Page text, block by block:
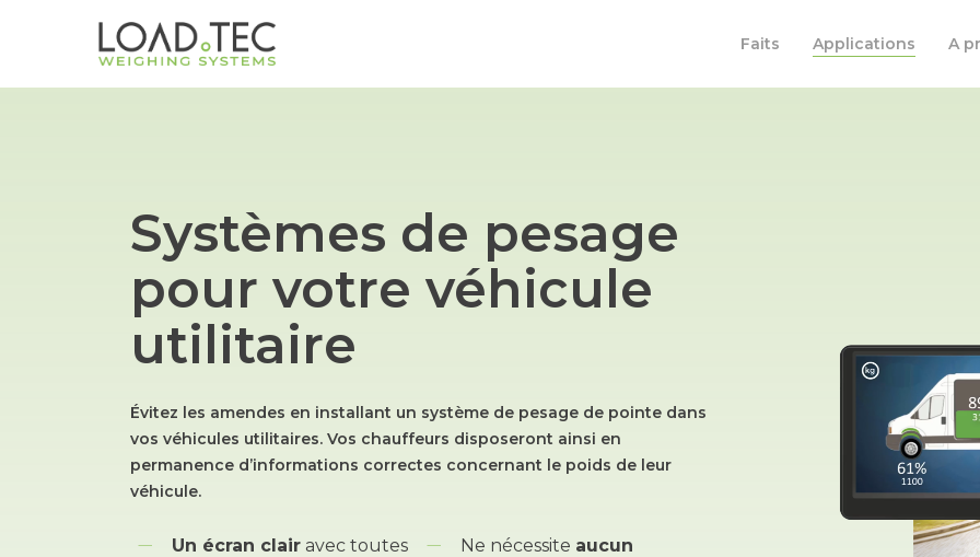
Faits Applications A
Systèmes de pesage
pour votre véhicule
utilitaire
Évitez les amendes en installant un système de pesage de pointe dans
vos véhicules utilitaires. Vos chauffeurs disposeront ainsi en
permanence d’informations correctes concernant le poids de leur
véhicule.
Un écran clair avec toutes
Ne nécessite aucun